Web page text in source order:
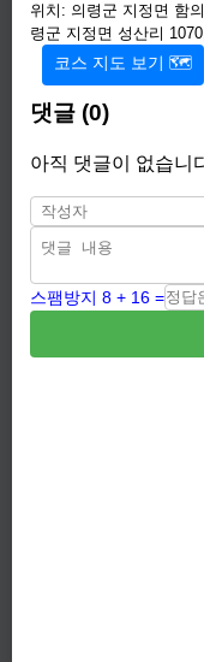
위치: 의령군 지정면 함
령군 지정면 성산리
코스 지도 보기 🗺️
댓글 (0)
아직 댓글이 없습니
스팸방지 8 + 16 =